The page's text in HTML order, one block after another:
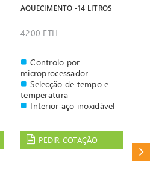
AQUECIMENTO -14 LITROS
4200 ETH
Controlo por
microprocessador
Selecção de tempo e
temperatura
Interior aço inoxidável
PEDIR COTAÇÃO